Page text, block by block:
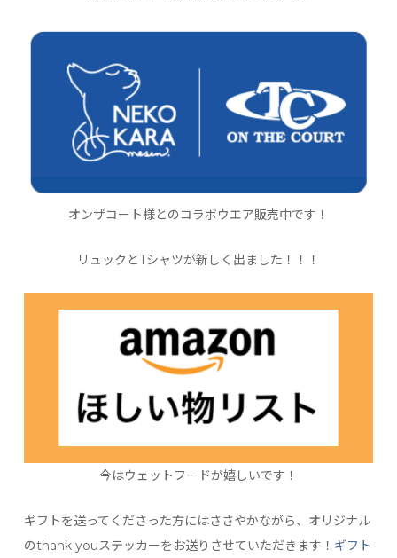
オンザコート様とのコラボウエア販売中です！
リュックとTシャツが新しく出ました！！！
今はウェットフードが嬉しいです！
ギフトを送ってくださった方にはささやかながら、オリジナル
のthank youステッカーをお送りさせていただきます！ ギフト